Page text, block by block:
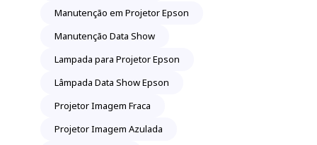
Manutenção em Projetor Epson
Manutenção Data Show
Lampada para Projetor Epson
Lâmpada Data Show Epson
Projetor Imagem Fraca
Projetor Imagem Azulada